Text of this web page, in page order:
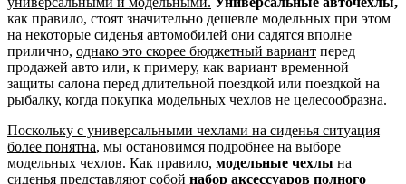
как правило, стоят значительно дешевле модельных при этом
на некоторые сиденья автомобилей они садятся вполне
прилично, однако это скорее бюджетный вариант перед
продажей авто или, к примеру, как вариант временной
защиты салона перед длительной поездкой или поездкой на
рыбалку, когда покупка модельных чехлов не целесообразна.
Поскольку с универсальными чехлами на сиденья ситуация
более понятна, мы остановимся подробнее на выборе
модельных чехлов. Как правило, модельные чехлы на
сиденья представляют собой набор аксессуаров полного